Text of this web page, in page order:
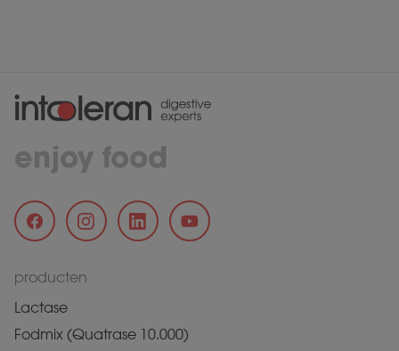
enjoy food
producten
Lactase
Fodmix (Quatrase 10.000)